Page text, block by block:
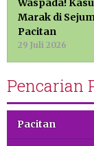
Waspada!
Marak di
Pacitan
29 Juli 2026
Pencarian
Pacitan